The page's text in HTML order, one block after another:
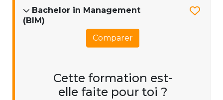
Bachelor in Management
(BIM)
Comparer
Cette formation est-
elle faite pour toi ?